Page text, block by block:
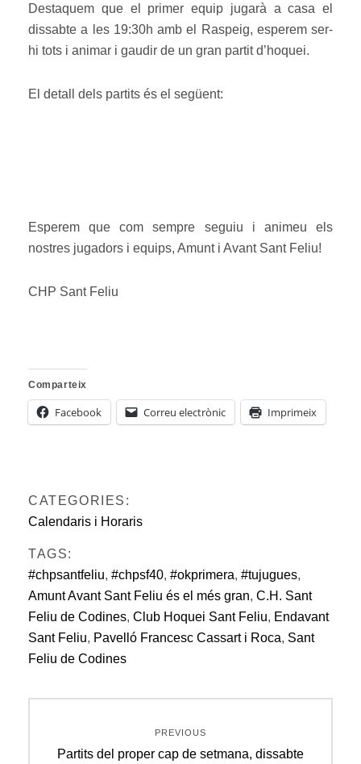
Destaquem que el primer equip jugarà a casa el
dissabte a les 19:30h amb el Raspeig, esperem ser-
hi tots i animar i gaudir de un gran partit d’hoquei.
El detall dels partits és el següent:
Esperem que com sempre seguiu i animeu els
nostres jugadors i equips, Amunt i Avant Sant Feliu!
CHP Sant Feliu
Comparteix
Facebook Correu electrònic Imprimeix
CATEGORIES:
Calendaris i Horaris
TAGS:
#chpsantfeliu, #chpsf40, #okprimera, #tujugues,
Amunt Avant Sant Feliu és el més gran, C.H. Sant
Feliu de Codines, Club Hoquei Sant Feliu, Endavant
Sant Feliu, Pavelló Francesc Cassart i Roca, Sant
Feliu de Codines
d'entrades
PREVIOUS
Previous
Partits del proper cap de setmana, dissabte